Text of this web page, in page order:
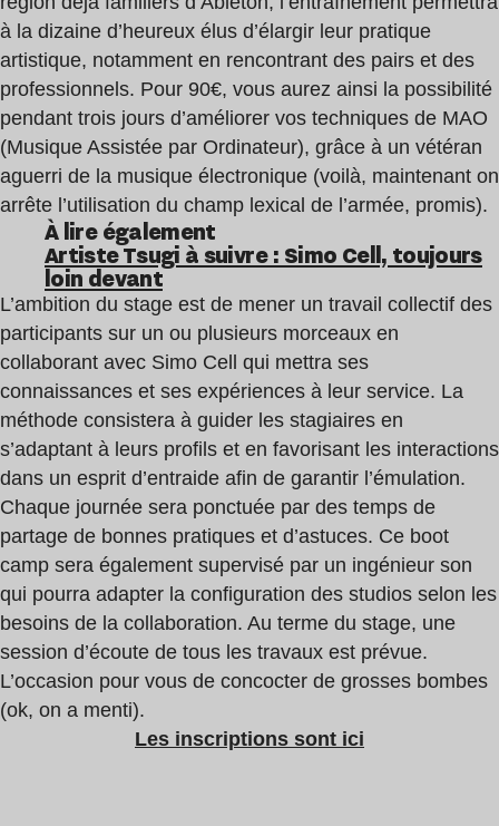
à la dizaine d’heureux élus d’élargir leur pratique
artistique, notamment en rencontrant des pairs et des
professionnels. Pour 90€, vous aurez ainsi la possibilité
pendant trois jours d’améliorer vos techniques de MAO
(Musique Assistée par Ordinateur), grâce à un vétéran
aguerri de la musique électronique (voilà, maintenant on
arrête l’utilisation du champ lexical de l’armée, promis).
À lire également
Artiste Tsugi à suivre : Simo Cell, toujours
loin devant
L’ambition du stage est de mener un travail collectif des
participants sur un ou plusieurs morceaux en
collaborant avec Simo Cell qui mettra ses
connaissances et ses expériences à leur service. La
méthode consistera à guider les stagiaires en
s’adaptant à leurs profils et en favorisant les interactions
dans un esprit d’entraide afin de garantir l’émulation.
Chaque journée sera ponctuée par des temps de
partage de bonnes pratiques et d’astuces. Ce boot
camp sera également supervisé par un ingénieur son
qui pourra adapter la configuration des studios selon les
besoins de la collaboration. Au terme du stage, une
session d’écoute de tous les travaux est prévue.
L’occasion pour vous de concocter de grosses bombes
(ok, on a menti).
Les inscriptions sont ici